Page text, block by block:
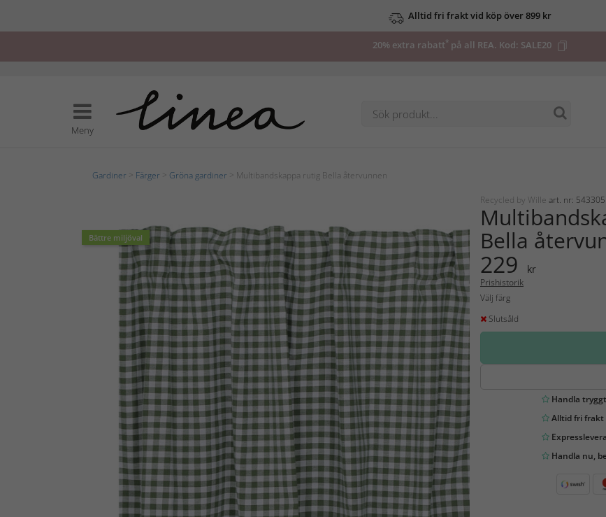
Alltid fri frakt vid köp över 899 kr
20% extra rabatt*på all REA. Kod: SALE20
Meny
Gardiner Färger Gröna gardiner > Multibandskappa rutig Bella återvunnen
Bättre miljöval
Recycled by Wille art. nr: 543305
Bella
229 kr
Prishistorik
Välj färg
Slutsåld
Handla tryggt
Alltid fri frakt
Handla nu,